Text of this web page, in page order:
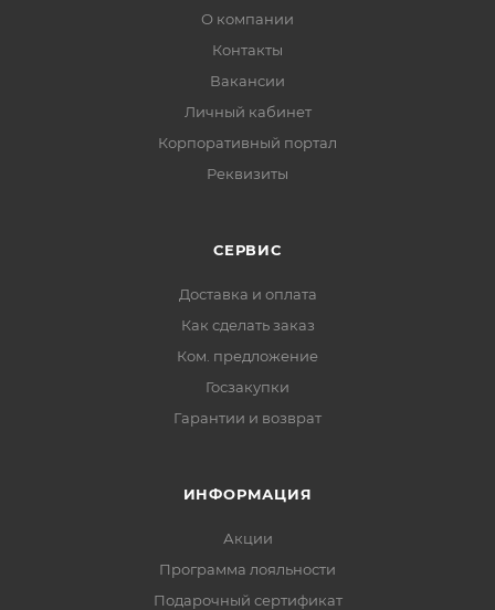
О компании
Контакты
Вакансии
Личный кабинет
Корпоративный портал
Реквизиты
СЕРВИС
Доставка и оплата
Как сделать заказ
Ком. предложение
Госзакупки
Гарантии и возврат
ИНФОРМАЦИЯ
Акции
Программа лояльности
Подарочный сертификат